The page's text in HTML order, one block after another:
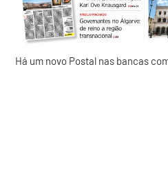
Há um novo Postal nas bancas